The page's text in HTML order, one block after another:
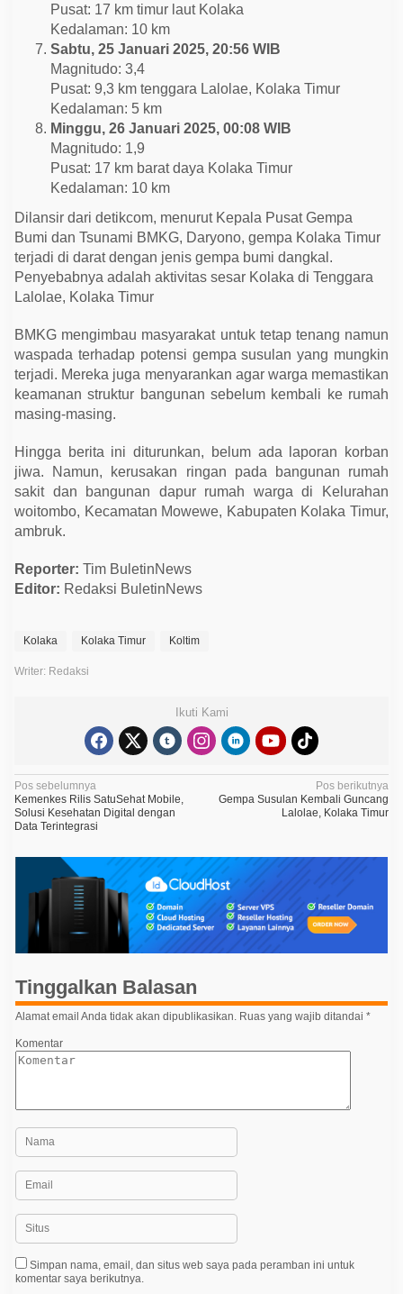
Pusat: 17 km timur laut Kolaka
Kedalaman: 10 km
Sabtu, 25 Januari 2025, 20:56 WIB
Magnitudo: 3,4
Pusat: 9,3 km tenggara Lalolae, Kolaka Timur
Kedalaman: 5 km
Minggu, 26 Januari 2025, 00:08 WIB
Magnitudo: 1,9
Pusat: 17 km barat daya Kolaka Timur
Kedalaman: 10 km
Dilansir dari detikcom, menurut Kepala Pusat Gempa
Bumi dan Tsunami BMKG, Daryono, gempa Kolaka Timur
terjadi di darat dengan jenis gempa bumi dangkal.
Penyebabnya adalah aktivitas sesar Kolaka di Tenggara
Lalolae, Kolaka Timur
BMKG mengimbau masyarakat untuk tetap tenang namun
waspada terhadap potensi gempa susulan yang mungkin
terjadi. Mereka juga menyarankan agar warga memastikan
keamanan struktur bangunan sebelum kembali ke rumah
masing-masing.
Hingga berita ini diturunkan, belum ada laporan korban
jiwa. Namun, kerusakan ringan pada bangunan rumah
sakit dan bangunan dapur rumah warga di Kelurahan
woitombo, Kecamatan Mowewe, Kabupaten Kolaka Timur,
ambruk.
Reporter: Tim BuletinNews
Editor: Redaksi BuletinNews
Kolaka Kolaka Timur Koltim
Writer: Redaksi
Ikuti Kami
N
a
v
i
i
p
o
s
Pos sebelumnya
Kemenkes Rilis SatuSehat Mobile,
Solusi Kesehatan Digital dengan
Data Terintegrasi
Pos berikutnya
Gempa Susulan Kembali Guncang
Lalolae, Kolaka Timur
Tinggalkan Balasan
Alamat email Anda tidak akan dipublikasikan. Ruas yang wajib ditandai *
Komentar
Simpan nama, email, dan situs web saya pada peramban ini untuk
komentar saya berikutnya.